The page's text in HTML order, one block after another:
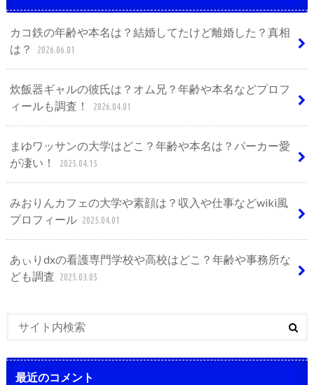
カコ鉄の年齢や本名は？結婚してたけど離婚した？真相
は？
2026.06.01
炊飯器ギャルの彼氏は？オム兄？年齢や本名などプロフ
ィールも調査！
2026.04.01
まゆワッサンの大学はどこ？年齢や本名は？パーカー愛
が凄い！
2025.04.15
みおりんカフェの大学や素顔は？収入や仕事などwiki風
プロフィール 2025.04.01
あぃりdxの看護専門学校や高校はどこ？年齢や事務所な
ども調査 2025.03.05
最近のコメント